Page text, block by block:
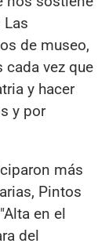
Las
de museo,
vez que
y hacer
y por
más
Pintos
en el
del